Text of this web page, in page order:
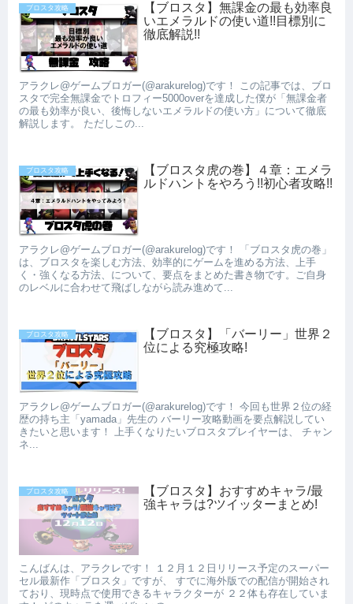
ブロスタ攻略
【ブロスタ】無課金の最も効率良
いエメラルドの使い道!!目標別に
徹底解説!!
アラクレ@ゲームブロガー(@arakurelog)です！ この記事では、ブロ
スタで完全無課金でトロフィー5000overを達成した僕が「無課金者
の最も効率が良い、後悔しないエメラルドの使い方」について徹底
解説します。 ただしこの...
ブロスタ攻略
【ブロスタ虎の巻】４章：エメラ
ルドハントをやろう!!初心者攻略!!
アラクレ@ゲームブロガー(@arakurelog)です！ 「ブロスタ虎の巻」
は、ブロスタを楽しむ方法、効率的にゲームを進める方法、上手
く・強くなる方法、について、要点をまとめた書き物です。ご自身
のレベルに合わせて飛ばしながら読み進めて...
ブロスタ攻略
【ブロスタ】「バーリー」世界２
位による究極攻略!
アラクレ@ゲームブロガー(@arakurelog)です！ 今回も世界２位の経
歴の持ち主「yamada」先生の バーリー攻略動画を要点解説してい
きたいと思います！ 上手くなりたいブロスタプレイヤーは、 チャン
ネ...
ブロスタ攻略
【ブロスタ】おすすめキャラ/最
強キャラは?ツイッターまとめ!
こんばんは、アラクレです！ １２月１２日リリース予定のスーパー
セル最新作「ブロスタ」ですが、 すでに海外版での配信が開始され
ており、現時点で使用できるキャラクターが ２２体も存在していま